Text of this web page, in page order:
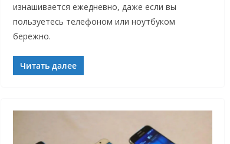
изнашивается ежедневно, даже если вы
пользуетесь телефоном или ноутбуком
бережно.
Читать далее